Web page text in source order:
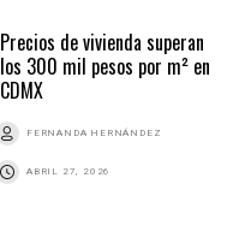
Precios de vivienda superan
los 300 mil pesos por m² en
CDMX
FERNANDA HERNÁNDEZ
ABRIL 27, 2026